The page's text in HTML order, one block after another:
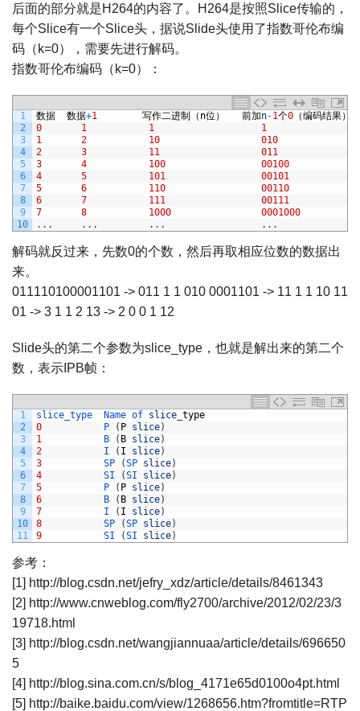
后面的部分就是H264的内容了。H264是按照Slice传输的，
每个Slice有一个Slice头，据说Slide头使用了指数哥伦布编
码（k=0），需要先进行解码。
指数哥伦布编码（k=0）：
1
2
3
4
5
6
7
8
9
10
数据 数据+1 写作二进制（ n位） 前加n-1个0 （编码结果）
0
1 1
1
1
2 10
010
2
3 11
011
3
4 100
00100
4
5 101
00101
5
6 110
00110
6
7 111
00111
7
8 1000
0001000
. . . . . . . . . . . .
解码就反过来，先数0的个数，然后再取相应位数的数据出
来。
011110100001101 -> 011 1 1 010 0001101 -> 11 1 1 10 11
01 -> 3 1 1 2 13 -> 2 0 0 1 12
Slide头的第二个参数为slice_type，也就是解出来的第二个
数，表示IPB帧：
1
2
3
4
5
6
7
8
9
10
11
slice_type Name of slice type
0
P ( P slice)
1
B ( B slice)
2
I ( I slice)
3
SP (SP slice)
4
SI (SI slice)
5
P ( P slice)
6
B ( B slice)
7
I ( I slice)
8
SP (SP slice)
9
SI (SI slice)
参考：
[1] http://blog.csdn.net/jefry_xdz/article/details/8461343
[2] http://www.cnweblog.com/fly2700/archive/2012/02/23/3
19718.html
[3] http://blog.csdn.net/wangjiannuaa/article/details/696650
5
[4] http://blog.sina.com.cn/s/blog_4171e65d0100o4pt.html
[5] http://baike.baidu.com/view/1268656.htm?fromtitle=RTP